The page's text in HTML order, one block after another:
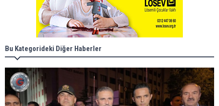
Bu Kategorideki Diğer Haberler